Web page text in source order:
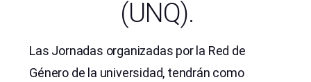
(UNQ).
Las Jornadas organizadas por la Red de
Género de la universidad, tendrán como